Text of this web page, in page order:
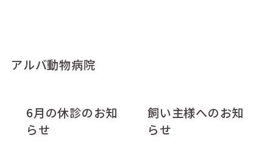
アルバ動物病院
6月の休診のお知
らせ
飼い主様へのお知
らせ